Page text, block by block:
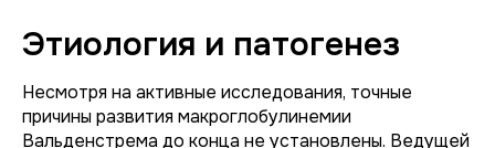
Этиология и патогенез
Несмотря на активные исследования, точные
причины развития макроглобулинемии
Вальденстрема до конца не установлены. Ведущей